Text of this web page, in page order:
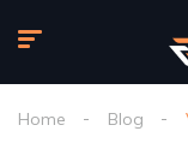
Home Blog